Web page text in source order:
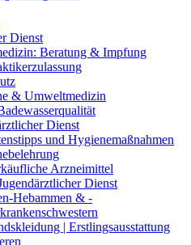
Dienst
Beratung & Impfung
& Umweltmedizin
Dienst
und Hygienemaßnahmen
Arzneimittel
Dienst
Hebammen & -
| Erstlingsausstattung